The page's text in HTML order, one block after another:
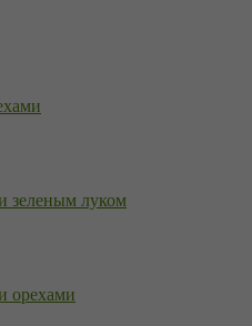
зеленым луком
орехами